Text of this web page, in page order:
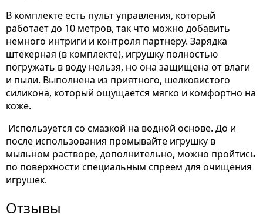
В комплекте есть пульт управления, который
работает до 10 метров, так что можно добавить
немного интриги и контроля партнеру. Зарядка
штекерная (в комплекте), игрушку полностью
погружать в воду нельзя, но она защищена от влаги
и пыли. Выполнена из приятного, шелковистого
силикона, который ощущается мягко и комфортно на
коже.
Используется со смазкой на водной основе. До и
после использования промывайте игрушку в
мыльном растворе, дополнительно, можно пройтись
по поверхности специальным спреем для очищения
игрушек.
Отзывы